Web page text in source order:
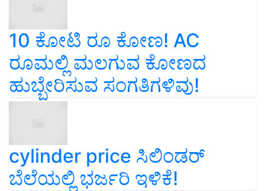
10 ಕೋಟಿ ರೂ ಕೋಣ! AC
ರೂಮಲ್ಲಿ ಮಲಗುವ ಕೋಣದ
ಹುಬ್ಬೇರಿಸುವ ಸಂಗತಿಗಳಿವು!
cylinder price ಸಿಲಿಂಡರ್‌
ಬೆಲೆಯಲ್ಲಿ ಭರ್ಜರಿ ಇಳಿಕೆ!